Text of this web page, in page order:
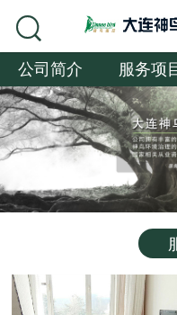

公司简介 服务项